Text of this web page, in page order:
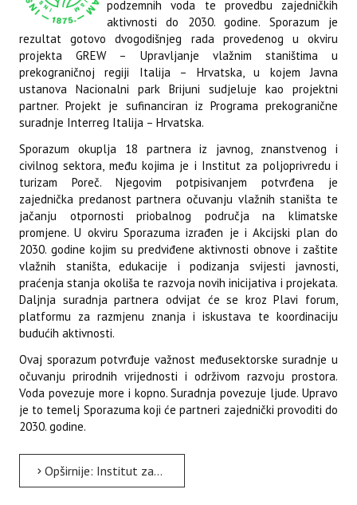
podzemnih voda te provedbu zajedničkih
aktivnosti do 2030. godine. Sporazum je
rezultat gotovo dvogodišnjeg rada provedenog u okviru
projekta GREW – Upravljanje vlažnim staništima u
prekograničnoj regiji Italija – Hrvatska, u kojem Javna
ustanova Nacionalni park Brijuni sudjeluje kao projektni
partner. Projekt je sufinanciran iz Programa prekogranične
suradnje Interreg Italija – Hrvatska.
Sporazum okuplja 18 partnera iz javnog, znanstvenog i
civilnog sektora, među kojima je i Institut za poljoprivredu i
turizam Poreč. Njegovim potpisivanjem potvrđena je
zajednička predanost partnera očuvanju vlažnih staništa te
jačanju otpornosti priobalnog područja na klimatske
promjene. U okviru Sporazuma izrađen je i Akcijski plan do
2030. godine kojim su predviđene aktivnosti obnove i zaštite
vlažnih staništa, edukacije i podizanja svijesti javnosti,
praćenja stanja okoliša te razvoja novih inicijativa i projekata.
Daljnja suradnja partnera odvijat će se kroz Plavi forum,
platformu za razmjenu znanja i iskustava te koordinaciju
budućih aktivnosti.
Ovaj sporazum potvrđuje važnost međusektorske suradnje u
očuvanju prirodnih vrijednosti i održivom razvoju prostora.
Voda povezuje more i kopno. Suradnja povezuje ljude. Upravo
je to temelj Sporazuma koji će partneri zajednički provoditi do
2030. godine.
Opširnije: Institut za poljoprivredu i turizam sudjelovao u potpisivanju Sporazuma o vlažnim staništima na...